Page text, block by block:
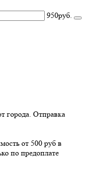
950руб.
города. Отправка
от 500 руб в
по предоплате